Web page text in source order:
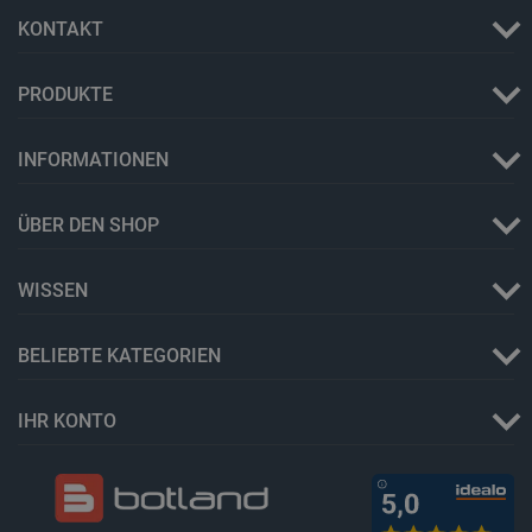
KONTAKT
PRODUKTE
INFORMATIONEN
ÜBER DEN SHOP
WISSEN
BELIEBTE KATEGORIEN
IHR KONTO
isListDisplay botland.de